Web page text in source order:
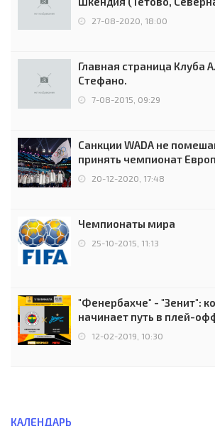
0:2 (0:0)
27-08-2020, 18:00
Главная страница Клуба
Стефано.
7-08-2015, 09:29
Санкции WADA не
принять чемпионат
чемпионов.
20-12-2020, 17:48
Чемпионаты мира
25-10-2015, 11:13
"Фенербахче" - "Зенит":
начинает путь в плей-
12-02-2019, 10:30
КАЛЕНДАРЬ